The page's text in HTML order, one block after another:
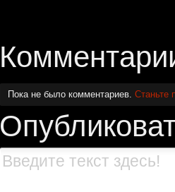
Пока не было комментариев. Станьте